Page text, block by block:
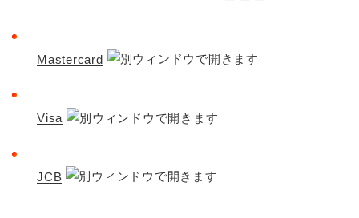
Mastercard
Visa
JCB